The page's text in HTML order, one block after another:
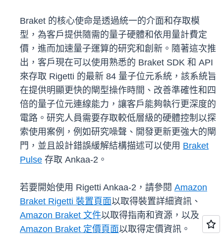
Braket 的核心使命是透過統一的介面和存取模
型，為客戶提供隨需的量子硬體和依用量計費定
價，進而加速量子運算的研究和創新。隨著這次推
出，客戶現在可以使用熟悉的 Braket SDK 和 API
來存取 Rigetti 的最新 84 量子位元系統，該系統旨
在提供明顯更快的閘型操作時間、改善準確性和四
倍的量子位元連線能力，讓客戶能夠執行更深度的
電路。研究人員需要存取較低層級的硬體控制以探
索使用案例，例如研究噪聲、開發更新更強大的閘
門，並且設計錯誤緩解結構描述可以使用 Braket
Pulse 存取 Ankaa-2。
若要開始使用 Rigetti Ankaa-2，請參閱 Amazon
Braket Rigetti 裝置頁面以取得裝置詳細資訊、
Amazon Braket 文件以取得指南和資源，以及
Amazon Braket 定價頁面以取得定價資訊。